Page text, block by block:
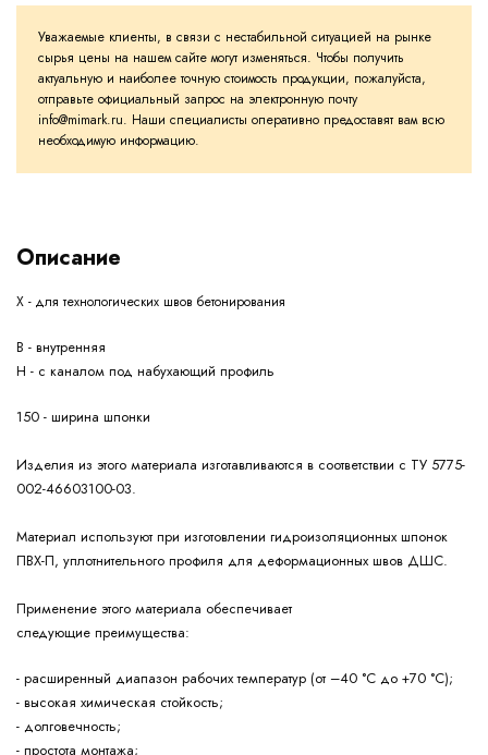
Уважаемые клиенты, в связи с нестабильной ситуацией на рынке
сырья цены на нашем сайте могут изменяться. Чтобы получить
актуальную и наиболее точную стоимость продукции, пожалуйста,
отправьте официальный запрос на электронную почту
info@mimark.ru. Наши специалисты оперативно предоставят вам всю
необходимую информацию.
Описание
Х - для технологических швов бетонирования
В - внутренняя
Н - с каналом под набухающий профиль
150 - ширина шпонки
Изделия из этого материала изготавливаются в соответствии с ТУ 5775-
002-46603100-03.
Материал используют при изготовлении гидроизоляционных шпонок
ПВХ-П, уплотнительного профиля для деформационных швов ДШС.
Применение этого материала обеспечивает
следующие преимущества:
- расширенный диапазон рабочих температур (от –40 °С до +70 °С);
- высокая химическая стойкость;
- долговечность;
- простота монтажа;